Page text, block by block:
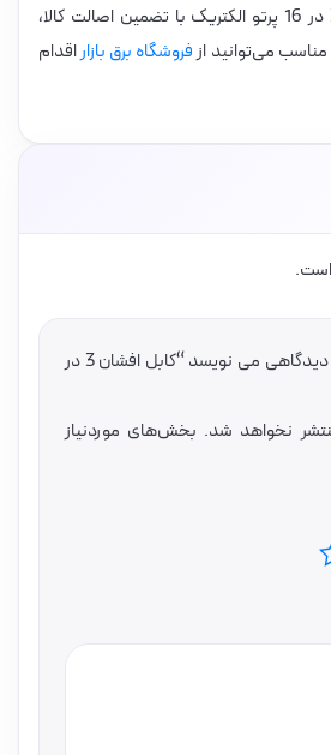
برای خرید کابل افشان 3 در 16 پرتو الکتریک با تضمین اصالت کالا،
می‌توانید ازفروشگاه برق بازاراقدام
اولین کسی باشید که دیدگاهی می نویسد “کابل افشان 3 در
نخواهد شد. بخش‌های موردنیاز